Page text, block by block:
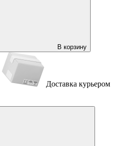
В корзину
Доставка курьером